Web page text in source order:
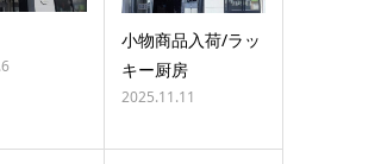
小物商品入荷/ラッ
キー厨房
2025.11.11